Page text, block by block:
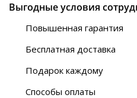
Выгодные условия
Повышенная гарантия
Бесплатная доставка
Автобусы (по ЮФО)
“BlaBlaCar” (по ЮФО)
Подарок каждому
Способы оплаты